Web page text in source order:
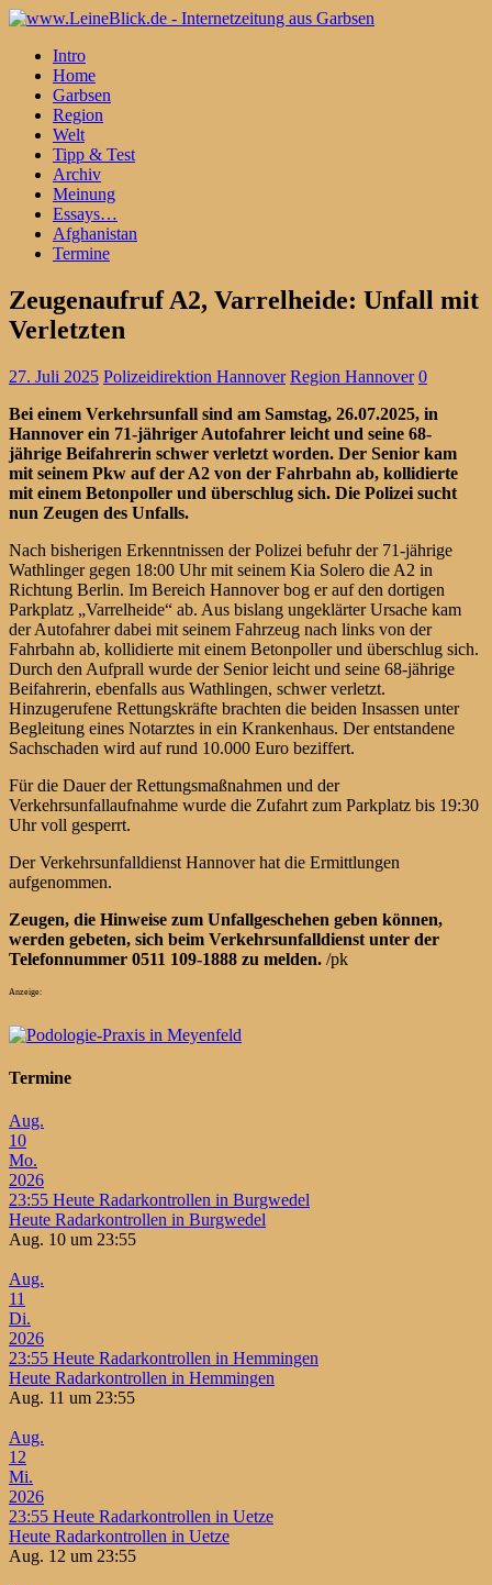
Intro
Home
Garbsen
Region
Welt
Tipp & Test
Archiv
Meinung
Essays…
Afghanistan
Termine
Zeugenaufruf A2, Varrelheide: Unfall mit
Verletzten
27. Juli 2025 Polizeidirektion Hannover Region Hannover 0
Bei einem Verkehrsunfall sind am Samstag, 26.07.2025, in
Hannover ein 71-jähriger Autofahrer leicht und seine 68-
jährige Beifahrerin schwer verletzt worden. Der Senior kam
mit seinem Pkw auf der A2 von der Fahrbahn ab, kollidierte
mit einem Betonpoller und überschlug sich. Die Polizei sucht
nun Zeugen des Unfalls.
Nach bisherigen Erkenntnissen der Polizei befuhr der 71-jährige
Wathlinger gegen 18:00 Uhr mit seinem Kia Solero die A2 in
Richtung Berlin. Im Bereich Hannover bog er auf den dortigen
Parkplatz „Varrelheide“ ab. Aus bislang ungeklärter Ursache kam
der Autofahrer dabei mit seinem Fahrzeug nach links von der
Fahrbahn ab, kollidierte mit einem Betonpoller und überschlug sich.
Durch den Aufprall wurde der Senior leicht und seine 68-jährige
Beifahrerin, ebenfalls aus Wathlingen, schwer verletzt.
Hinzugerufene Rettungskräfte brachten die beiden Insassen unter
Begleitung eines Notarztes in ein Krankenhaus. Der entstandene
Sachschaden wird auf rund 10.000 Euro beziffert.
Für die Dauer der Rettungsmaßnahmen und der
Verkehrsunfallaufnahme wurde die Zufahrt zum Parkplatz bis 19:30
Uhr voll gesperrt.
Der Verkehrsunfalldienst Hannover hat die Ermittlungen
aufgenommen.
Zeugen, die Hinweise zum Unfallgeschehen geben können,
werden gebeten, sich beim Verkehrsunfalldienst unter der
Telefonnummer 0511 109-1888 zu melden. /pk
Anzeige:
Termine
Aug.
10
Mo.
2026
23:55 Heute Radarkontrollen in Burgwedel
Heute Radarkontrollen in Burgwedel
Aug. 10 um 23:55
Aug.
11
Di.
2026
23:55 Heute Radarkontrollen in Hemmingen
Heute Radarkontrollen in Hemmingen
Aug. 11 um 23:55
Aug.
12
Mi.
2026
23:55 Heute Radarkontrollen in Uetze
Heute Radarkontrollen in Uetze
Aug. 12 um 23:55